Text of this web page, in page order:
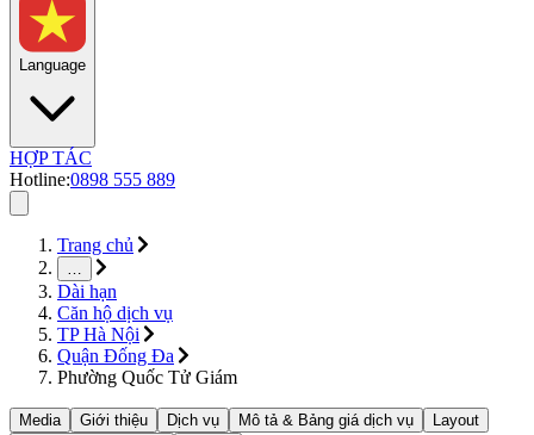
Language
HỢP TÁC
Hotline:0898 555 889
Trang chủ
…
Dài hạn
Căn hộ dịch vụ
TP Hà Nội
Quận Đống Đa
Phường Quốc Tử Giám
Media Giới thiệu Dịch vụ Mô tả & Bảng giá dịch vụ
Layout